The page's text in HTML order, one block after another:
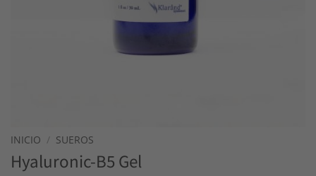
INICIO / SUEROS
Hyaluronic-B5 Gel